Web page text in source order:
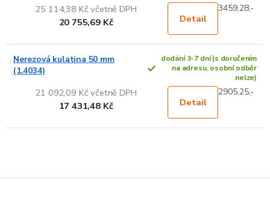
25 114,38 Kč včetně DPH
20 755,69 Kč
Detail
3459,28,-
Nerezová kulatina 50 mm
(1.4034)
dodání 3-7 dní (s doručením
na adresu, osobní odběr
nelze)
21 092,09 Kč včetně DPH
17 431,48 Kč
Detail
2905,25,-